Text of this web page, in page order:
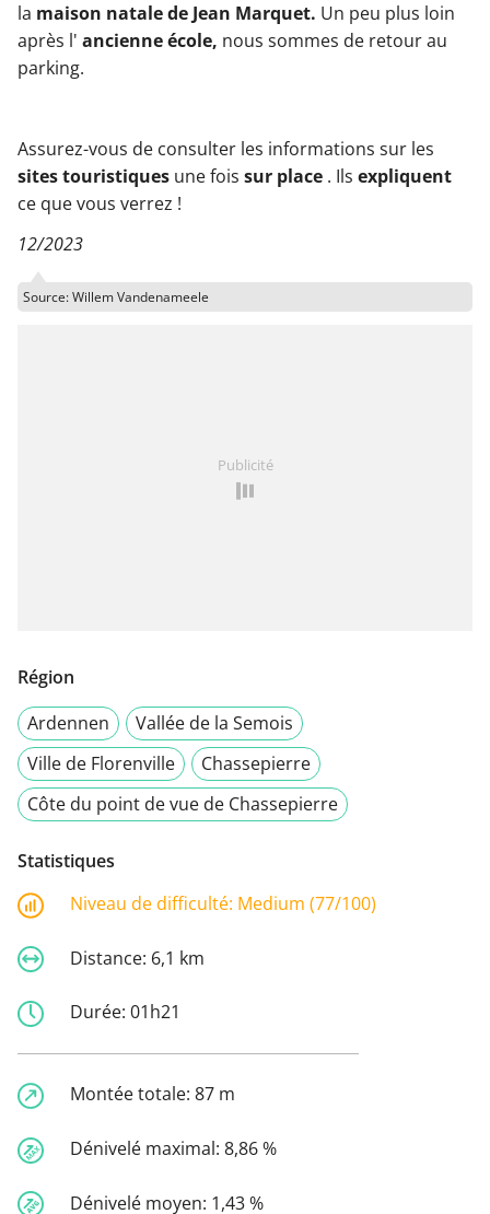
la maison natale de Jean Marquet. Un peu plus loin
après l' ancienne école, nous sommes de retour au
parking.
Assurez-vous de consulter les informations sur les
sites touristiques une fois sur place . Ils expliquent
ce que vous verrez !
12/2023
Source: Willem Vandenameele
Publicité
Région
Ardennen
Vallée de la Semois
Ville de Florenville
Chassepierre
Côte du point de vue de Chassepierre
Statistiques
Niveau de difficulté: Medium (77/100)
Distance: 6,1 km
Durée: 01h21
Montée totale: 87 m
Dénivelé maximal: 8,86 %
Dénivelé moyen: 1,43 %